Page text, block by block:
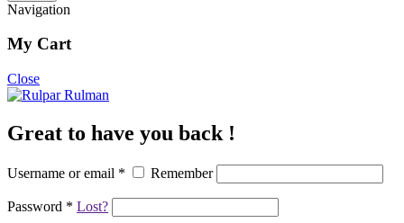
Navigation
My Cart
Close
Great to have you back !
Username or email * Remember
Password * Lost?